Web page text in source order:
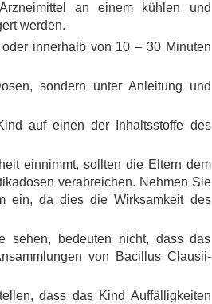
an einem kühlen und
werden.
innerhalb von 10 – 30 Minuten
sondern unter Anleitung und
auf einen der Inhaltsstoffe des
einnimmt, sollten die Eltern dem
verabreichen. Nehmen Sie
ein, da dies die Wirksamkeit des
sehen, bedeuten nicht, dass das
von Bacillus Clausii-
dass das Kind Auffälligkeiten